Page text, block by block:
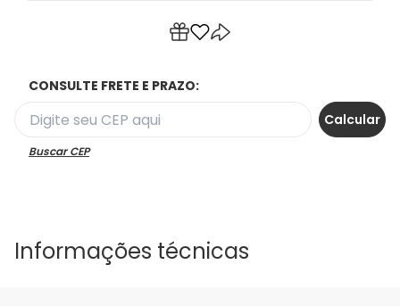
CONSULTE FRETE E PRAZO:
Buscar CEP
Informações técnicas